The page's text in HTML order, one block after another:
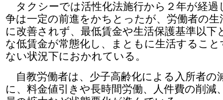
タクシーでは活性化法施行から２年が経過
争は一定の前進をかちとったが、労働者の生
に改善されず、最低賃金や生活保護基準以下
な低賃金が常態化し、まともに生活するこ
ない状況下におかれている。
自教労働者は、少子高齢化による入所者の
に、料金値引きや長時間労働、人件費の削減